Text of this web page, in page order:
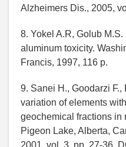
Alzheimers Dis., 2005,
8. Yokel A.R, Golub
aluminum toxicity.
Francis, 1997, 116 p.
9. Sanei H., Goodarzi
variation of elements
geochemical fractions in
Pigeon Lake, Alberta,